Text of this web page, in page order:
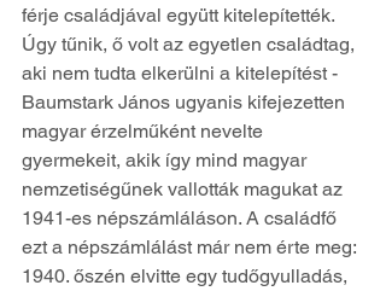
férje családjával együtt kitelepítették.
Úgy tűnik, ő volt az egyetlen családtag,
aki nem tudta elkerülni a kitelepítést -
Baumstark János ugyanis kifejezetten
magyar érzelműként nevelte
gyermekeit, akik így mind magyar
nemzetiségűnek vallották magukat az
1941-es népszámláláson. A családfő
ezt a népszámlálást már nem érte meg:
1940. őszén elvitte egy tudőgyulladás,